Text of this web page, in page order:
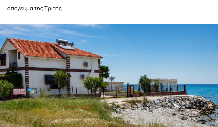
απόγευμα της Τρίτης